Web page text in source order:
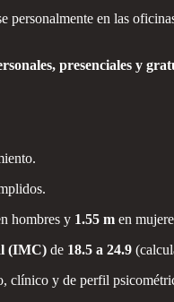
personalmente en las
presenciales y
hombres y 1.55 m en
(IMC) de 18.5 a 24.9
clínico y de perfil